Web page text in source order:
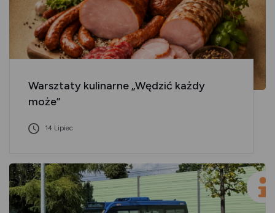
Warsztaty kulinarne „Wędzić każdy
może”
14 Lipiec